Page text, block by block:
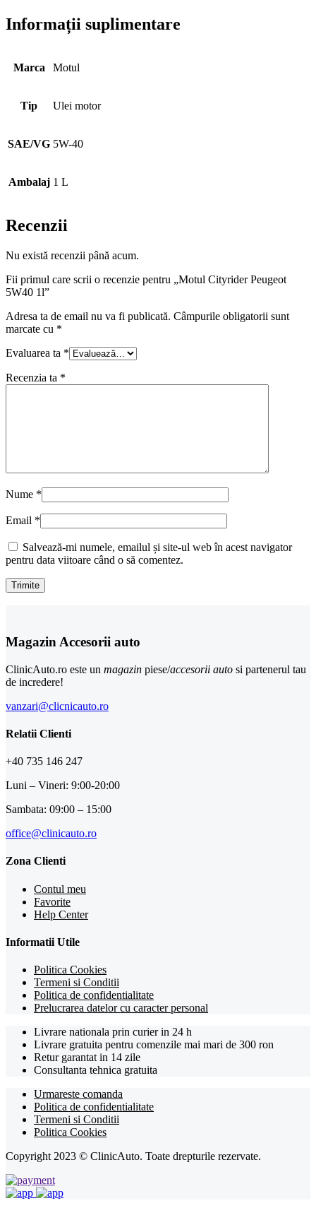
Informații suplimentare
Marca Motul
Tip Ulei motor
SAE/VG 5W-40
Ambalaj 1 L
Recenzii
Nu există recenzii până acum.
Fii primul care scrii o recenzie pentru „Motul Cityrider Peugeot
5W40 1l”
Adresa ta de email nu va fi publicată. Câmpurile obligatorii sunt
marcate cu *
Evaluarea ta *
Recenzia ta *
Nume *
Email *
Salvează-mi numele, emailul și site-ul web în acest navigator
pentru data viitoare când o să comentez.
Magazin Accesorii auto
ClinicAuto.ro este un magazin piese/accesorii auto si partenerul tau
de incredere!
vanzari@clicnicauto.ro
Relatii Clienti
+40 735 146 247
Luni – Vineri: 9:00-20:00
Sambata: 09:00 – 15:00
office@clinicauto.ro
Zona Clienti
Contul meu
Favorite
Help Center
Informatii Utile
Politica Cookies
Termeni si Conditii
Politica de confidentialitate
Prelucrarea datelor cu caracter personal
Livrare nationala prin curier in 24 h
Livrare gratuita pentru comenzile mai mari de 300 ron
Retur garantat in 14 zile
Consultanta tehnica gratuita
Urmareste comanda
Politica de confidentialitate
Termeni si Conditii
Politica Cookies
Copyright 2023 © ClinicAuto. Toate drepturile rezervate.